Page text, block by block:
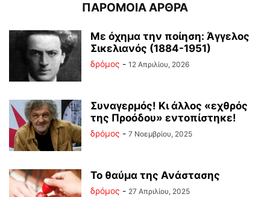
ΠΑΡΟΜΟΙΑ ΑΡΘΡΑ
Με όχημα την ποίηση: Άγγελος
Σικελιανός (1884-1951)
δρόμος - 12 Απριλίου, 2026
Συναγερμός! Κι άλλος «εχθρός
της Προόδου» εντοπίστηκε!
δρόμος - 7 Νοεμβρίου, 2025
Το θαύμα της Ανάστασης
δρόμος - 27 Απριλίου, 2025